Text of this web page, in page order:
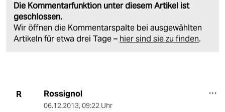
Die Kommentarfunktion unter diesem Artikel ist
geschlossen.
Wir öffnen die Kommentarspalte bei ausgewählten
Artikeln für etwa drei Tage – hier sind sie zu finden.
R Rossignol
06.12.2013, 09:22 Uhr